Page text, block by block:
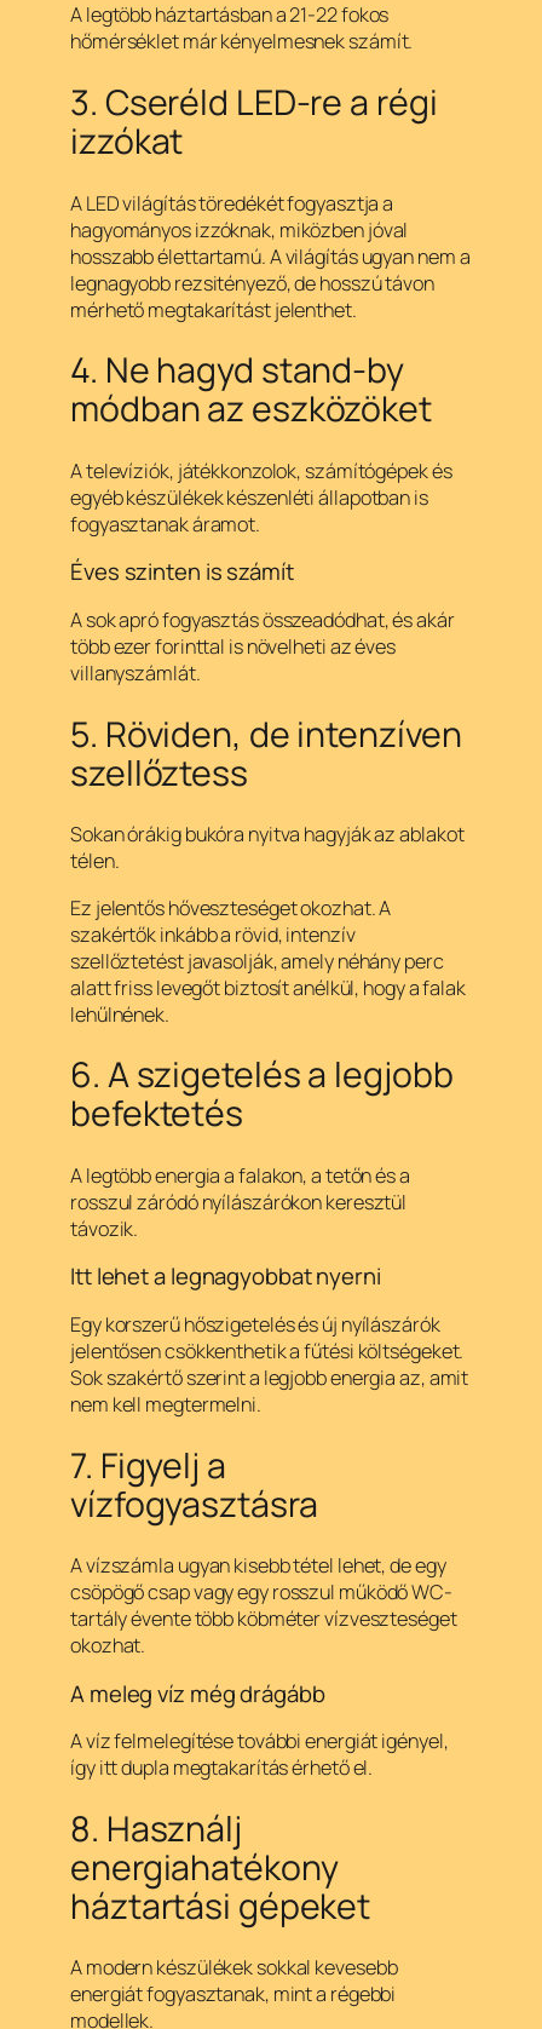
A legtöbb háztartásban a 21-22 fokos
hőmérséklet már kényelmesnek számít.
3. Cseréld LED-re a régi
izzókat
A LED világítás töredékét fogyasztja a
hagyományos izzóknak, miközben jóval
hosszabb élettartamú. A világítás ugyan nem a
legnagyobb rezsitényező, de hosszú távon
mérhető megtakarítást jelenthet.
4. Ne hagyd stand-by
módban az eszközöket
A televíziók, játékkonzolok, számítógépek és
egyéb készülékek készenléti állapotban is
fogyasztanak áramot.
Éves szinten is számít
A sok apró fogyasztás összeadódhat, és akár
több ezer forinttal is növelheti az éves
villanyszámlát.
5. Röviden, de intenzíven
szellőztess
Sokan órákig bukóra nyitva hagyják az ablakot
télen.
Ez jelentős hőveszteséget okozhat. A
szakértők inkább a rövid, intenzív
szellőztetést javasolják, amely néhány perc
alatt friss levegőt biztosít anélkül, hogy a falak
lehűlnének.
6. A szigetelés a legjobb
befektetés
A legtöbb energia a falakon, a tetőn és a
rosszul záródó nyílászárókon keresztül
távozik.
Itt lehet a legnagyobbat nyerni
Egy korszerű hőszigetelés és új nyílászárók
jelentősen csökkenthetik a fűtési költségeket.
Sok szakértő szerint a legjobb energia az, amit
nem kell megtermelni.
7. Figyelj a
vízfogyasztásra
A vízszámla ugyan kisebb tétel lehet, de egy
csöpögő csap vagy egy rosszul működő WC-
tartály évente több köbméter vízveszteséget
okozhat.
A meleg víz még drágább
A víz felmelegítése további energiát igényel,
így itt dupla megtakarítás érhető el.
8. Használj
energiahatékony
háztartási gépeket
A modern készülékek sokkal kevesebb
energiát fogyasztanak, mint a régebbi
modellek.